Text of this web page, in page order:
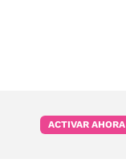
ACTIVAR AHORA